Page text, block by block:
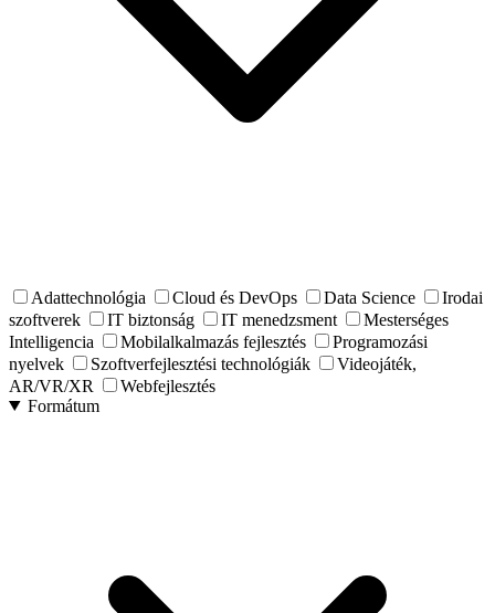
Adattechnológia Cloud és DevOps Data Science
Irodai
szoftverek
IT biztonság IT menedzsment
Mesterséges
Intelligencia
Mobilalkalmazás fejlesztés
Programozási
nyelvek
Szoftverfejlesztési technológiák
Videojáték,
AR/VR/XR
Webfejlesztés
Formátum